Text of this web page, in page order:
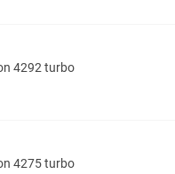
4292 turbo
4275 turbo